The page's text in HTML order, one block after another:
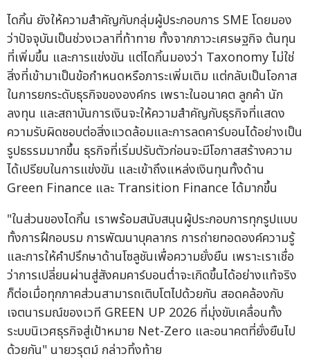
ไดกิ้น ยังให้ความสำคัญกับกลุ่มผู้ประกอบการ SME โดยมอง
ว่าปัจจุบันเป็นช่วงเวลาที่ท้าทาย ทั้งจากภาวะเศรษฐกิจ ต้นทุน
ที่เพิ่มขึ้น และการแข่งขัน แต่ไดกิ้นมองว่า Taxonomy ไม่ใช่
สิ่งที่เข้ามาเป็นข้อกำหนดหรือภาระเพิ่มเติม แต่กลับเป็นโอกาส
ในการยกระดับธุรกิจขององค์กร เพราะในอนาคต ลูกค้า นัก
ลงทุน และสถาบันการเงินจะให้ความสำคัญกับธุรกิจที่แสดง
ความรับผิดชอบต่อสิ่งแวดล้อมและการลดคาร์บอนได้อย่างเป็น
รูปธรรมมากขึ้น ธุรกิจที่เริ่มปรับตัวก่อนจะมีโอกาสสร้างความ
ได้เปรียบในการแข่งขัน และเข้าถึงแหล่งเงินทุนทั้งด้าน
Green Finance และ Transition Finance ได้มากขึ้น
"ในส่วนของไดกิ้น เราพร้อมสนับสนุนผู้ประกอบการทุกรูปแบบ
ทั้งการฝึกอบรม การพัฒนาบุคลากร การถ่ายทอดองค์ความรู้
และการให้คำปรึกษาด้านโซลูชันเพื่อความยั่งยืน เพราะเราเชื่อ
ว่าการเปลี่ยนผ่านสู่สังคมคาร์บอนต่ำจะเกิดขึ้นได้อย่างแท้จริง
ก็ต่อเมื่อทุกภาคส่วนสามารถเติบโตไปด้วยกัน สอดคล้องกับ
เจตนารมณ์ของเวที GREEN UP 2026 ที่มุ่งขับเคลื่อนทั้ง
ระบบนิเวศธุรกิจสู่เป้าหมาย Net-Zero และอนาคตที่ยั่งยืนไป
ด้วยกัน" นายวรุตม์ กล่าวทิ้งท้าย